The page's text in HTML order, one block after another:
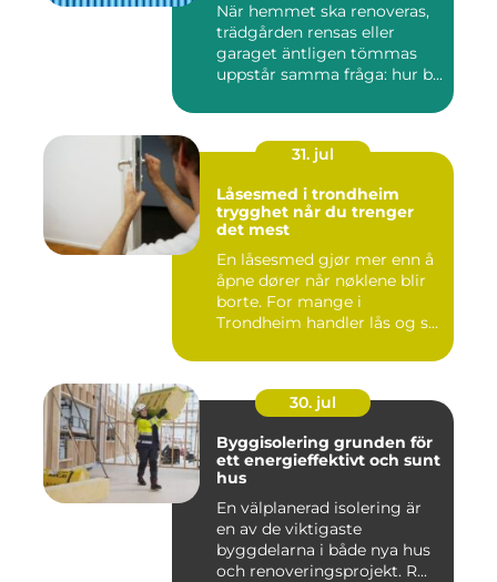
När hemmet ska renoveras,
trädgården rensas eller
garaget äntligen tömmas
uppstår samma fråga: hur b...
31. jul
Låsesmed i trondheim
trygghet når du trenger
det mest
En låsesmed gjør mer enn å
åpne dører når nøklene blir
borte. For mange i
Trondheim handler lås og s...
30. jul
Byggisolering grunden för
ett energieffektivt och sunt
hus
En välplanerad isolering är
en av de viktigaste
byggdelarna i både nya hus
och renoveringsprojekt. R...